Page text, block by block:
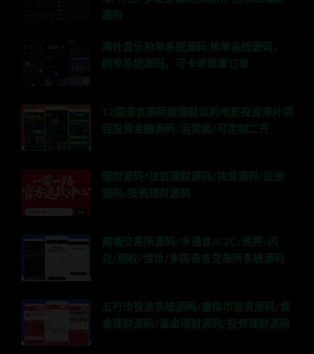
源码
海外音乐抢单系统源码,抢单系统源码，
刷单系统源码，可卡单重置订单
12国语言国际版理财返利电影投资海外项
目投资金融源码/运营版/可定制二开
理财源码/扶贫理财源码/扶贫源码/投资
源码/投资理财源码
高端交易所源码/多语言/C2C/质押/闪
兑/期权/借币/多国语言交易所系统源码
五行币投资系统源码/虚拟币投资源码/黄
金理财源码/基金理财源码/投资理财源码